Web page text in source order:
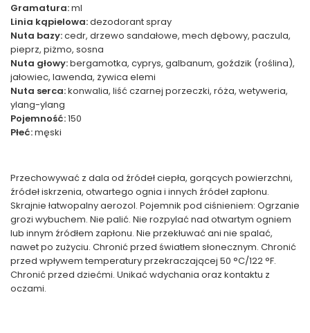
Gramatura:ml
Linia kąpielowa:dezodorant spray
Nuta bazy:cedr, drzewo sandałowe, mech dębowy, paczula,
pieprz, piżmo, sosna
Nuta głowy:bergamotka, cyprys, galbanum, goździk (roślina),
jałowiec, lawenda, żywica elemi
Nuta serca:konwalia, liść czarnej porzeczki, róża, wetyweria,
ylang-ylang
Pojemność:150
Płeć:męski
Przechowywać z dala od źródeł ciepła, gorących powierzchni,
źródeł iskrzenia, otwartego ognia i innych źródeł zapłonu.
Skrajnie łatwopalny aerozol. Pojemnik pod ciśnieniem: Ogrzanie
grozi wybuchem. Nie palić. Nie rozpylać nad otwartym ogniem
lub innym źródłem zapłonu. Nie przekłuwać ani nie spalać,
nawet po zużyciu. Chronić przed światłem słonecznym. Chronić
przed wpływem temperatury przekraczającej 50 °C/122 °F.
Chronić przed dziećmi. Unikać wdychania oraz kontaktu z
oczami.